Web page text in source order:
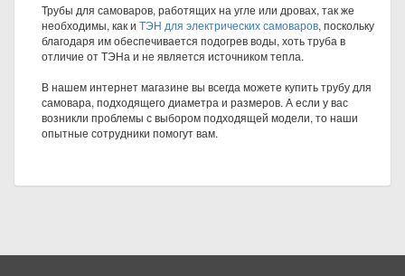
Трубы для самоваров, работящих на угле или дровах, так же
необходимы, как и ТЭН для электрических самоваров, поскольку
благодаря им обеспечивается подогрев воды, хоть труба в
отличие от ТЭНа и не является источником тепла.
В нашем интернет магазине вы всегда можете купить трубу для
самовара, подходящего диаметра и размеров. А если у вас
возникли проблемы с выбором подходящей модели, то наши
опытные сотрудники помогут вам.